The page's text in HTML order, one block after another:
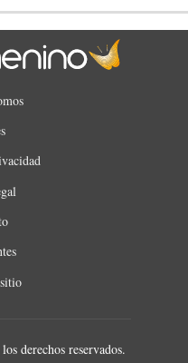
derechos reservados.